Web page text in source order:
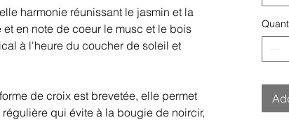
harmonie réunissant le jasmin et la
en note de coeur le musc et le bois
à l'heure du coucher de soleil et
de croix est brevetée, elle permet
qui évite à la bougie de noircir,